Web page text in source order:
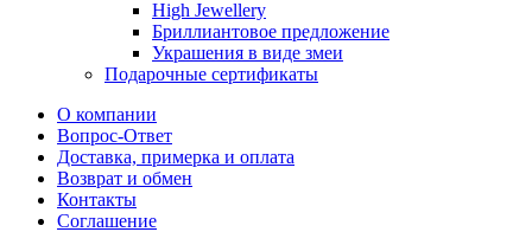
High Jewellery
Бриллиантовое предложение
Украшения в виде змеи
Подарочные сертификаты
О компании
Вопрос-Ответ
Доставка, примерка и оплата
Возврат и обмен
Контакты
Соглашение